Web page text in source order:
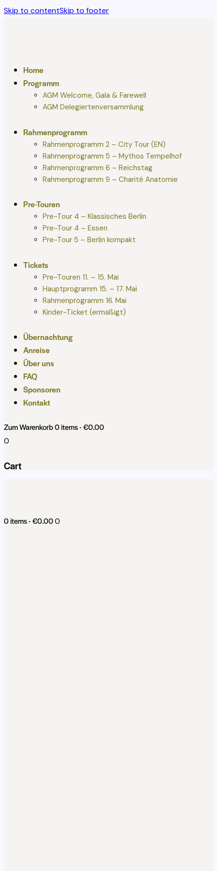
Skip to contentSkip to footer
Home
Programm
AGM Welcome, Gala & Farewell
AGM Delegiertenversammlung
Rahmenprogramm
Rahmenprogramm 2 – City Tour (EN)
Rahmenprogramm 5 – Mythos Tempelhof
Rahmenprogramm 6 – Reichstag
Rahmenprogramm 9 – Charité Anatomie
Pre-Touren
Pre-Tour 4 – Klassisches Berlin
Pre-Tour 4 – Essen
Pre-Tour 5 – Berlin kompakt
Tickets
Pre-Touren 11. – 15. Mai
Hauptprogramm 15. – 17. Mai
Rahmenprogramm 16. Mai
Kinder-Ticket (ermäßigt)
Übernachtung
Anreise
Über uns
FAQ
Sponsoren
Kontakt
Zum Warenkorb0 items-€0.00
0
Cart
0 items-€0.000